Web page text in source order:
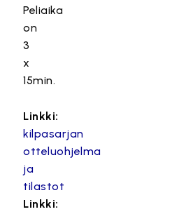
Peliaika
on
3
x
15min.
Linkki:
kilpasarjan
otteluohjelma
ja
tilastot
Linkki: